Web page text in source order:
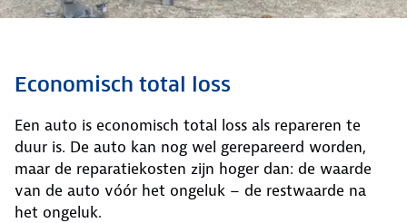
Economisch total loss
Een auto is economisch total loss als repareren te
duur is. De auto kan nog wel gerepareerd worden,
maar de reparatiekosten zijn hoger dan: de waarde
van de auto vóór het ongeluk – de restwaarde na
het ongeluk.